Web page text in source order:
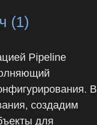
(1)
Pipeline
В
создадим
для